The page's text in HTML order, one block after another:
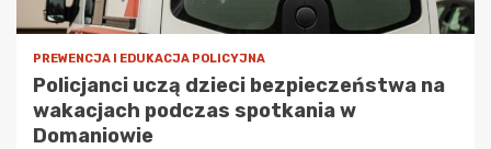
PREWENCJA I EDUKACJA POLICYJNA
Policjanci uczą dzieci bezpieczeństwa na
wakacjach podczas spotkania w
Domaniowie